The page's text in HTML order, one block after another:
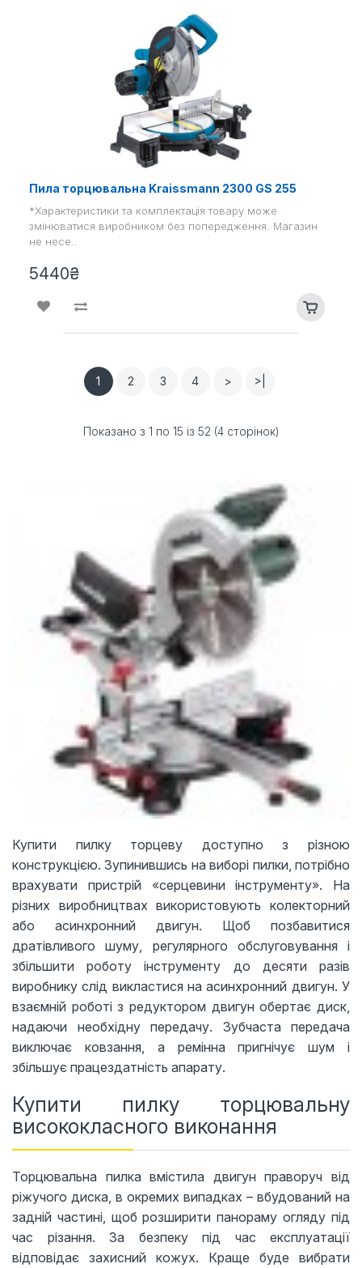
Пила торцювальна Kraissmann 2300 GS 255
*Характеристики та комплектація товару може
змінюватися виробником без попередження. Магазин
не несе..
5440₴
1 2 3 4 > >|
Показано з 1 по 15 із 52 (4 сторінок)
Купити пилку торцеву доступно з різною
конструкцією. Зупинившись на виборі пилки, потрібно
врахувати пристрій «серцевини інструменту». На
різних виробництвах використовують колекторний
або асинхронний двигун. Щоб позбавитися
дратівливого шуму, регулярного обслуговування і
збільшити роботу інструменту до десяти разів
виробнику слід викластися на асинхронний двигун. У
взаємній роботі з редуктором двигун обертає диск,
надаючи необхідну передачу. Зубчаста передача
виключає ковзання, а ремінна пригнічує шум і
збільшує працездатність апарату.
Купити пилку торцювальну
висококласного виконання
Торцювальна пилка вмістила двигун праворуч від
ріжучого диска, в окремих випадках – вбудований на
задній частині, щоб розширити панораму огляду під
час різання. За безпеку під час експлуатації
відповідає захисний кожух. Краще буде вибрати